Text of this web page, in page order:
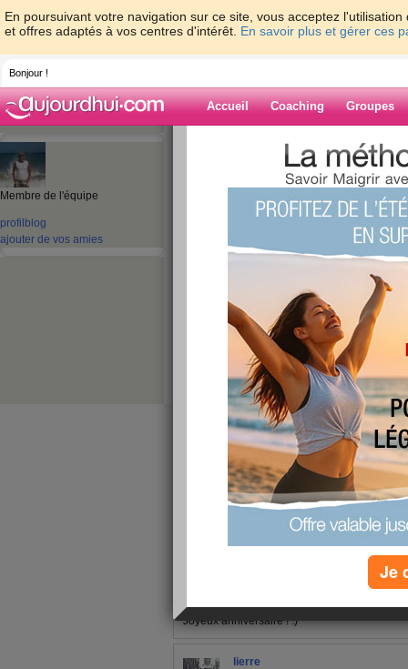
En poursuivant votre navigation sur ce site, vous acceptez
et offres adaptés à vos centres d'intérêt. En savoir plus et gérer ces
Bonjour !
Accueil Coaching Groupes
Membre de l'équipe
profil blog
ajouter de vos amies
> SylvainBermond
Blog de
Je m’appelle
Natif de Grenoble et Montpelliérain depuis 10
commerciale, suivie d'une expérience de 7
écoute au sein du Service Client en tant que
de votre appel ? ;-)
1 - 10 de 10 « ‹ Préc. 1 Suiv. ›
Joyeux anniversaire ! :)
lierre
Je